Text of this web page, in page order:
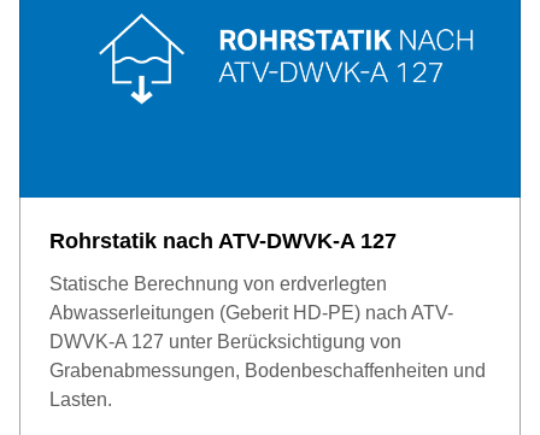
Rohrstatik nach ATV-DWVK-A 127
Statische Berechnung von erdverlegten
Abwasserleitungen (Geberit HD-PE) nach ATV-
DWVK-A 127 unter Berücksichtigung von
Grabenabmessungen, Bodenbeschaffenheiten und
Lasten.